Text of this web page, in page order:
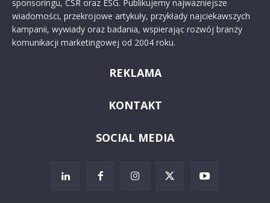
sponsoringu, CSR oraz ESG. Publikujemy najważniejsze
wiadomości, przekrojowe artykuły, przykłady najciekawszych
kampanii, wywiady oraz badania, wspierając rozwój branży
komunikacji marketingowej od 2004 roku.
REKLAMA
KONTAKT
SOCIAL MEDIA